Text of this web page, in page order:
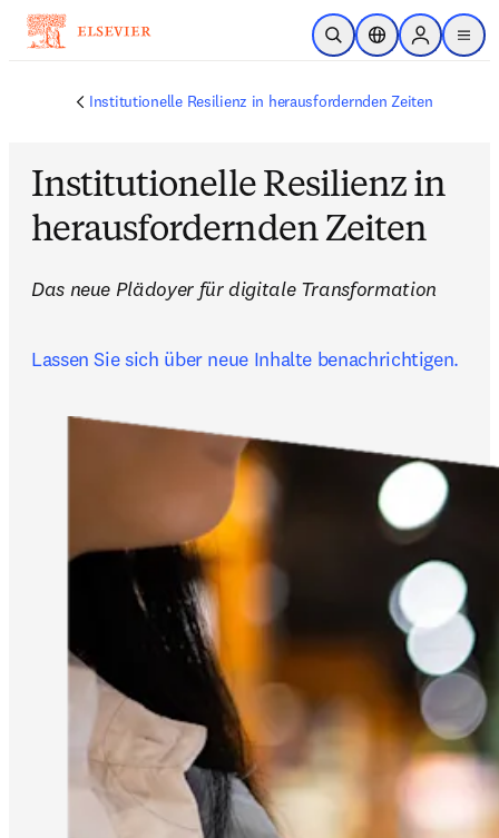
Zum Hauptinhalt wechseln
Suche öffnenStandortauswahl
Sign in to
menu
Institutionelle Resilienz in herausfordernden Zeiten
Institutionelle Resilienz in
herausfordernden Zeiten
Das neue Plädoyer für digitale Transformation
Lassen Sie sich über neue Inhalte benachrichtigen.